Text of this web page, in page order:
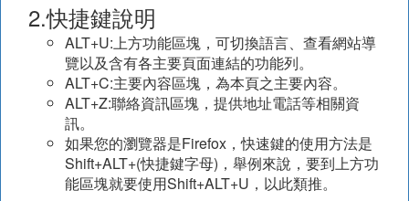
2.快捷鍵說明
ALT+U:上方功能區塊，可切換語言、查看網站導
覽以及含有各主要頁面連結的功能列。
ALT+C:主要內容區塊，為本頁之主要內容。
ALT+Z:聯絡資訊區塊，提供地址電話等相關資
訊。
如果您的瀏覽器是Firefox，快速鍵的使用方法是
Shift+ALT+(快捷鍵字母)，舉例來說，要到上方功
能區塊就要使用Shift+ALT+U，以此類推。